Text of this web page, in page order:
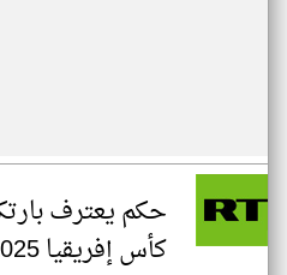
حكم يعترف
كأس إفريقيا 2025